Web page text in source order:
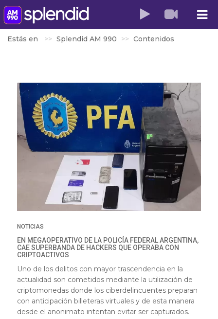
Estás en Splendid AM 990 Contenidos
NOTICIAS
EN MEGAOPERATIVO DE LA POLICÍA FEDERAL ARGENTINA,
CAE SUPERBANDA DE HACKERS QUE OPERABA CON
CRIPTOACTIVOS
Uno de los delitos con mayor trascendencia en la
actualidad son cometidos mediante la utilización de
criptomonedas donde los ciberdelincuentes preparan
con anticipación billeteras virtuales y de esta manera
desde el anonimato intentan evitar ser capturados.